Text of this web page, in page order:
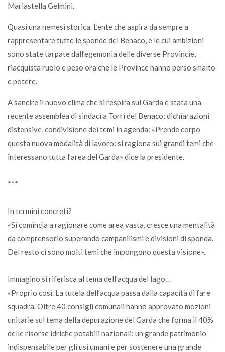
Mariastella Gelmini.
Quasi una nemesi storica. L’ente che aspira da sempre a
rappresentare tutte le sponde del Benaco, e le cui ambizioni
sono state tarpate dall’egemonia delle diverse Provincie,
riacquista ruolo e peso ora che le Province hanno perso smalto
e potere.
A sancire il nuovo clima che si respira sul Garda è stata una
recente assemblea di sindaci a Torri del Benaco: dichiarazioni
distensive, condivisione dei temi in agenda: «Prende corpo
questa nuova modalità di lavoro: si ragiona sui grandi temi che
interessano tutta l’area del Garda» dice la presidente.
***
In termini concreti?
«Si comincia a ragionare come area vasta, cresce una mentalità
da comprensorio superando campanilismi e divisioni di sponda.
Del resto ci sono molti temi che impongono questa visione».
Immagino si riferisca al tema dell’acqua del lago…
«Proprio così. La tutela dell’acqua passa dalla capacità di fare
squadra. Oltre 40 consigli comunali hanno approvato mozioni
unitarie sul tema della depurazione del Garda che forma il 40%
delle risorse idriche potabili nazionali: un grande patrimonio
indispensabile per gli usi umani e per sostenere una grande